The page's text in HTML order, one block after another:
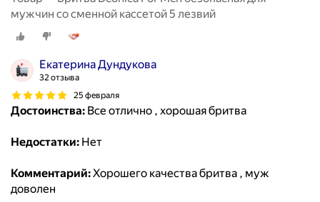
мужчин со сменной кассетой 5 лезвий
Екатерина Дундукова
32 отзыва
25 февраля
Достоинства: Все отлично , хорошая бритва
Недостатки: Нет
Комментарий:Хорошего качества бритва , муж
доволен